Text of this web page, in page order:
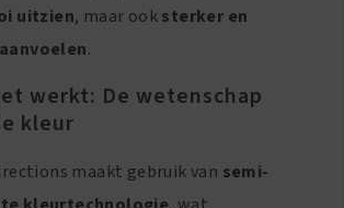
uitzien, maar ooksterker en
.
werkt: De wetenschap
kleur
maakt gebruik van semi-